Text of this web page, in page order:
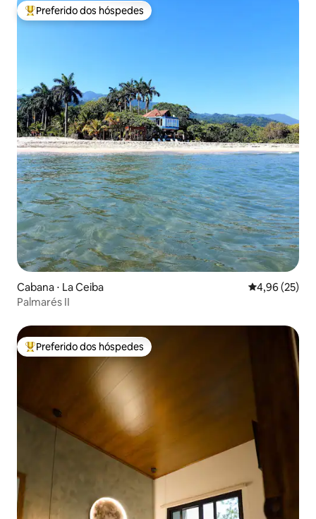
Entre os melhores preferidos dos hóspedes
Preferido dos hóspedes
Cabana ⋅ La Ceiba 4,96 de uma
4,96 (25)
Palmarés II
Entre os melhores preferidos dos hóspedes
Preferido dos hóspedes